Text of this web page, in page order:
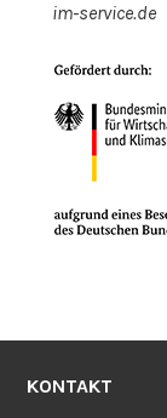
im-service.de
KONTAKT